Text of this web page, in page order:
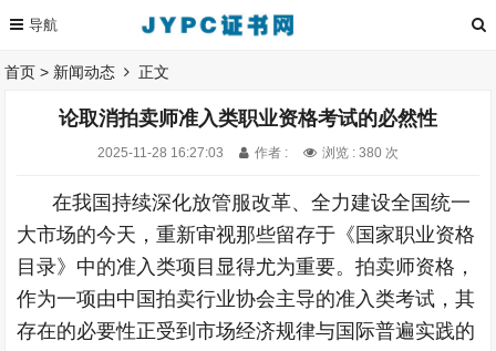
首页 > 新闻动态 正文
论取消拍卖师准入类职业资格考试的必然性
2025-11-28 16:27:03 作者 : 浏览 : 380 次
在我国持续深化放管服改革、全力建设全国统一
大市场的今天，重新审视那些留存于《国家职业资格
目录》中的准入类项目显得尤为重要。拍卖师资格，
作为一项由中国拍卖行业协会主导的准入类考试，其
存在的必要性正受到市场经济规律与国际普遍实践的